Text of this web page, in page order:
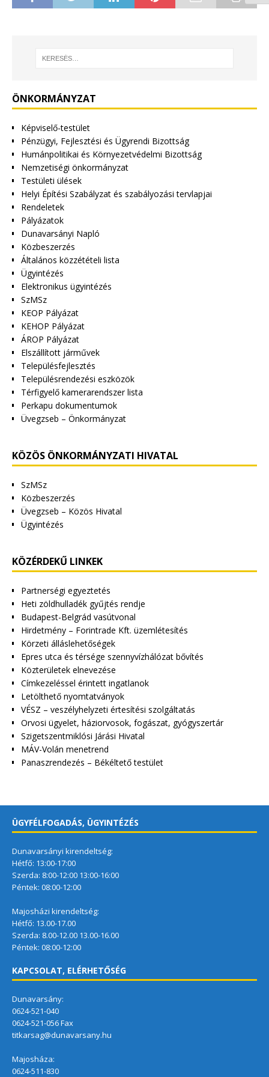
ÖNKORMÁNYZAT
Képviselő-testület
Pénzügyi, Fejlesztési és Ügyrendi Bizottság
Humánpolitikai és Környezetvédelmi Bizottság
Nemzetiségi önkormányzat
Testületi ülések
Helyi Építési Szabályzat és szabályozási tervlapjai
Rendeletek
Pályázatok
Dunavarsányi Napló
Közbeszerzés
Általános közzétételi lista
Ügyintézés
Elektronikus ügyintézés
SzMSz
KEOP Pályázat
KEHOP Pályázat
ÁROP Pályázat
Elszállított járművek
Településfejlesztés
Településrendezési eszközök
Térfigyelő kamerarendszer lista
Perkapu dokumentumok
Üvegzseb – Önkormányzat
KÖZÖS ÖNKORMÁNYZATI HIVATAL
SzMSz
Közbeszerzés
Üvegzseb – Közös Hivatal
Ügyintézés
KÖZÉRDEKŰ LINKEK
Partnerségi egyeztetés
Heti zöldhulladék gyűjtés rendje
Budapest-Belgrád vasútvonal
Hirdetmény – Forintrade Kft. üzemlétesítés
Körzeti álláslehetőségek
Epres utca és térsége szennyvízhálózat bővítés
Közterületek elnevezése
Címkezeléssel érintett ingatlanok
Letölthető nyomtatványok
VÉSZ – veszélyhelyzeti értesítési szolgáltatás
Orvosi ügyelet, háziorvosok, fogászat, gyógyszertár
Szigetszentmiklósi Járási Hivatal
MÁV-Volán menetrend
Panaszrendezés – Békéltető testület
ÜGYFÉLFOGADÁS, ÜGYINTÉZÉS
Dunavarsányi kirendeltség:
Hétfő: 13:00-17:00
Szerda: 8:00-12:00 13:00-16:00
Péntek: 08:00-12:00
Majosházi kirendeltség:
Hétfő: 13.00-17.00
Szerda: 8.00-12.00 13.00-16.00
Péntek: 08:00-12:00
KAPCSOLAT, ELÉRHETŐSÉG
Dunavarsány:
0624-521-040
0624-521-056 Fax
titkarsag@dunavarsany.hu
Majosháza:
0624-511-830